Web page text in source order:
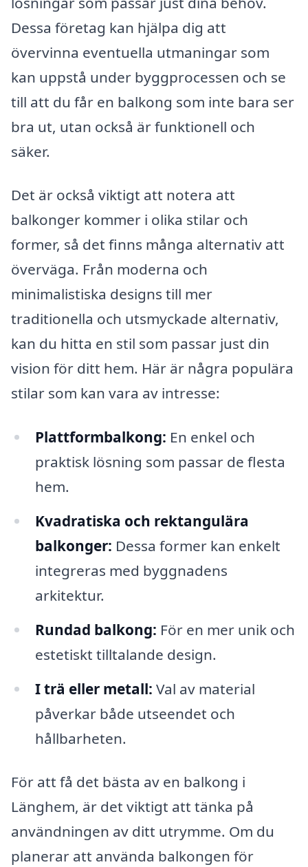
Dessa företag kan hjälpa dig att
övervinna eventuella utmaningar som
kan uppstå under byggprocessen och se
till att du får en balkong som inte bara ser
bra ut, utan också är funktionell och
säker.
Det är också viktigt att notera att
balkonger kommer i olika stilar och
former, så det finns många alternativ att
överväga. Från moderna och
minimalistiska designs till mer
traditionella och utsmyckade alternativ,
kan du hitta en stil som passar just din
vision för ditt hem. Här är några populära
stilar som kan vara av intresse:
Plattformbalkong: En enkel och
praktisk lösning som passar de flesta
hem.
Kvadratiska och rektangulära
balkonger: Dessa former kan enkelt
integreras med byggnadens
arkitektur.
Rundad balkong: För en mer unik och
estetiskt tilltalande design.
I trä eller metall: Val av material
påverkar både utseendet och
hållbarheten.
För att få det bästa av en balkong i
Länghem, är det viktigt att tänka på
användningen av ditt utrymme. Om du
planerar att använda balkongen för